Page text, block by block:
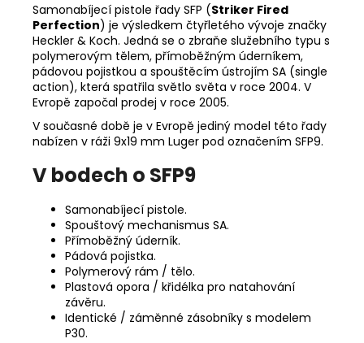
Samonabíjecí pistole řady SFP (Striker Fired
Perfection) je výsledkem čtyřletého vývoje značky
Heckler & Koch. Jedná se o zbraňe služebního typu s
polymerovým tělem, přímoběžným úderníkem,
pádovou pojistkou a spouštěcím ústrojím SA (single
action), která spatřila světlo světa v roce 2004. V
Evropě započal prodej v roce 2005.
V současné době je v Evropě jediný model této řady
nabízen v ráži 9x19 mm Luger pod označením SFP9.
V bodech o SFP9
Samonabíjecí pistole.
Spouštový mechanismus SA.
Přímoběžný úderník.
Pádová pojistka.
Polymerový rám / tělo.
Plastová opora / křidélka pro natahování
závěru.
Identické / záměnné zásobníky s modelem
P30.
Kč
Původně:
500